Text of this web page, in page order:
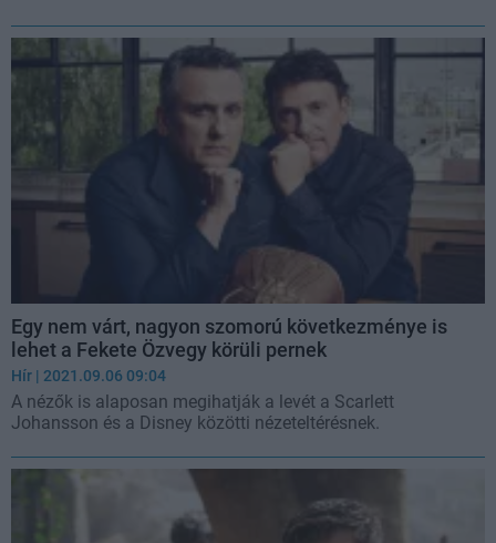
Egy nem várt, nagyon szomorú következménye is
lehet a Fekete Özvegy körüli pernek
Hír | 2021.09.06 09:04
A nézők is alaposan megihatják a levét a Scarlett
Johansson és a Disney közötti nézeteltérésnek.